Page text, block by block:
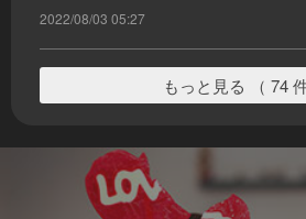
2022/08/03 05:27
もっと見る （ 74 件